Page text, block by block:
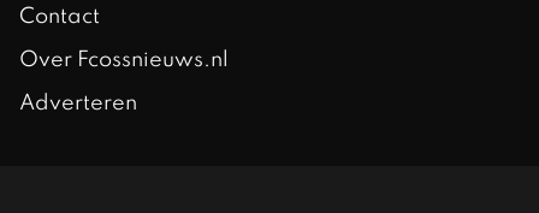
Contact
Over Fcossnieuws.nl
Adverteren